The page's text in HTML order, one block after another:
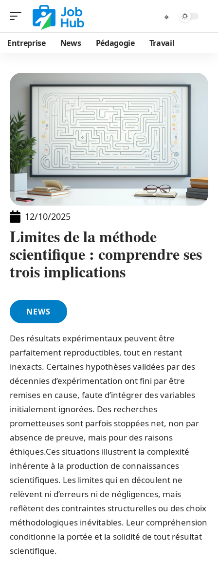
Entreprise News Pédagogie Travail
12/10/2025
Limites de la méthode
scientifique : comprendre ses
trois implications
NEWS
Des résultats expérimentaux peuvent être
parfaitement reproductibles, tout en restant
inexacts. Certaines hypothèses validées par des
décennies d’expérimentation ont fini par être
remises en cause, faute d’intégrer des variables
initialement ignorées. Des recherches
prometteuses sont parfois stoppées net, non par
absence de preuve, mais pour des raisons
éthiques.Ces situations illustrent la complexité
inhérente à la production de connaissances
scientifiques. Les limites qui en découlent ne
relèvent ni d’erreurs ni de négligences, mais
reflètent des contraintes structurelles ou des choix
méthodologiques inévitables. Leur compréhension
conditionne la portée et la solidité de tout résultat
scientifique.